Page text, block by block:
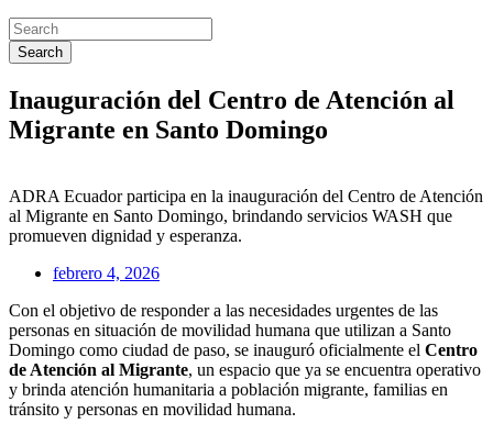
Search
Inauguración del Centro de Atención al
Migrante en Santo Domingo
ADRA Ecuador participa en la inauguración del Centro de Atención
al Migrante en Santo Domingo, brindando servicios WASH que
promueven dignidad y esperanza.
febrero 4, 2026
Con el objetivo de responder a las necesidades urgentes de las
personas en situación de movilidad humana que utilizan a Santo
Domingo como ciudad de paso, se inauguró oficialmente el Centro
de Atención al Migrante, un espacio que ya se encuentra operativo
y brinda atención humanitaria a población migrante, familias en
tránsito y personas en movilidad humana.